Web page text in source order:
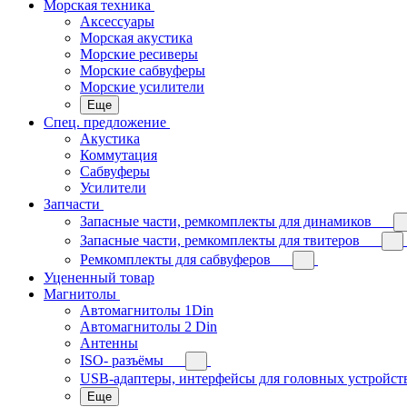
Морская техника
Аксессуары
Морская акустика
Морские ресиверы
Морские сабвуферы
Морские усилители
Еще
Спец. предложение
Акустика
Коммутация
Сабвуферы
Усилители
Запчасти
Запасные части, ремкомплекты для динамиков
Запасные части, ремкомплекты для твитеров
Ремкомплекты для сабвуферов
Уцененный товар
Магнитолы
Автомагнитолы 1Din
Автомагнитолы 2 Din
Антенны
ISO- разъёмы
USB-адаптеры, интерфейсы для головных
Еще